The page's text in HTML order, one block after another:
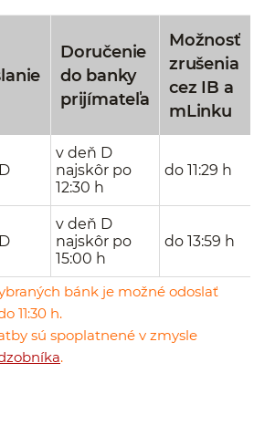
Doručenie
do banky
prijímateľa
Možnosť
zrušenia
cez IB a
mLinku
v deň D
najskôr po
12:30 h
do 11:29 h
v deň D
najskôr po
15:00 h
do 13:59 h
bánk je možné odoslať
11:30 h.
sú spoplatnené v zmysle
.